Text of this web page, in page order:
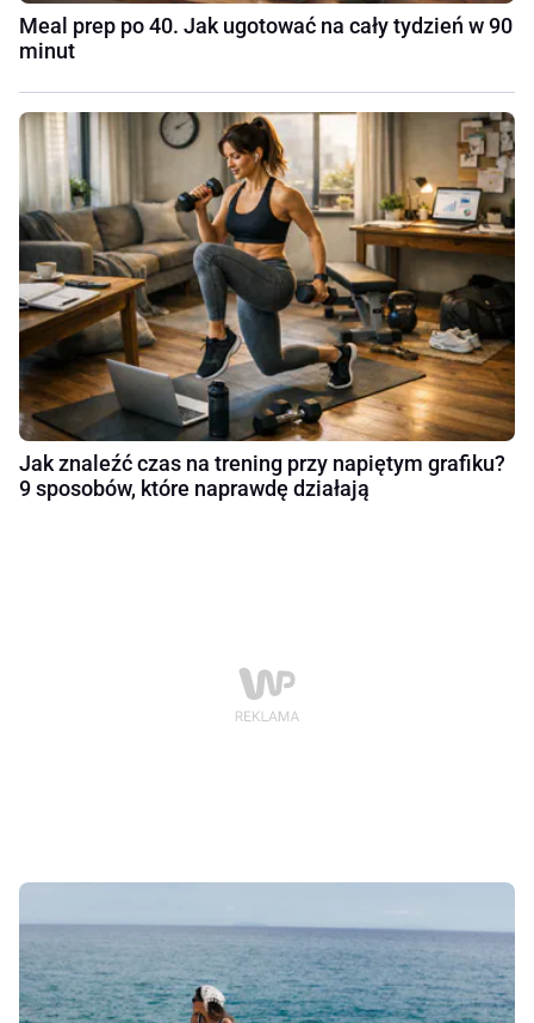
Meal prep po 40. Jak ugotować na cały tydzień w 90
minut
Jak znaleźć czas na trening przy napiętym grafiku?
9 sposobów, które naprawdę działają